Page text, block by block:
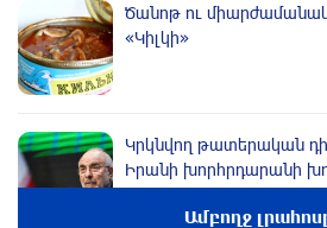
Ծանոթ ու
«Կիլկի»
Կրկնվող թատերական
Իրանի խորհրդարանի
Իրանի վրա
Ամբողջ